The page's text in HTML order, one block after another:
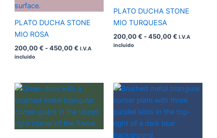
PLATO DUCHA STONE
MIO ROSA
200,00€ -450,00€ I.V.A
incluido
PLATO DUCHA STONE
MIO TURQUESA
200,00€ -450,00€ I.V.A
incluido
Rango
precios:
desde
200,00 €
hasta
Rango
precios:
desde